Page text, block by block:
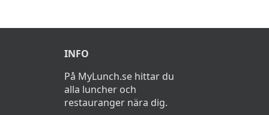
INFO
På MyLunch.se hittar du
alla luncher och
restauranger nära dig.